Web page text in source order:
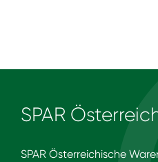
SPAR
SPAR Österreichische